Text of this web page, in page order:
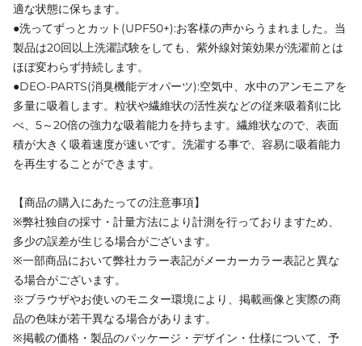
適な状態に保ちます。
●洗ってずっとカット(UPF50+):お客様の声からうまれました。当
製品は20回以上洗濯試験をしても、紫外線対策効果が洗濯前とは
ほぼ変わらず持続します。
●DEO-PARTS(消臭機能デオパーツ):空気中、水中のアンモニアを
多量に吸着します。粒状や繊維状の活性炭などの従来吸着剤に比
べ、5～20倍の強力な吸着能力を持ちます。繊維状なので、表面
積が大きく吸着速度が速いです。洗濯する事で、容易に吸着能力
を再生することができます。
【商品の購入にあたっての注意事項】
※弊社独自の採寸・計量方法により計測を行っておりますため、
多少の誤差が生じる場合がございます。
※一部商品において弊社カラー表記がメーカーカラー表記と異な
る場合がございます。
※ブラウザやお使いのモニター環境により、掲載画像と実際の商
品の色味が若干異なる場合があります。
※掲載の価格・製品のパッケージ・デザイン・仕様について、予